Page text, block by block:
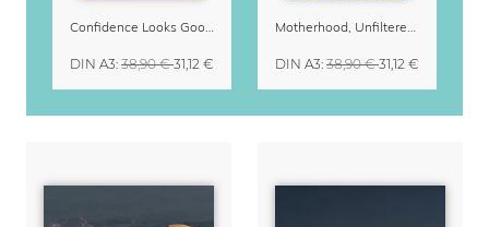
Confidence Looks Good On You Kalender 2027
DIN A3: 38,90 €31,12 €
Motherhood, Unfiltered Kalender 2027 | Humorvolle Illustrationen über das Muttersein
DIN A3: 38,90 €31,12 €